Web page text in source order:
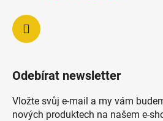
Odebírat newsletter
Vložte svůj e-mail a my vám
nových produktech na našem e-